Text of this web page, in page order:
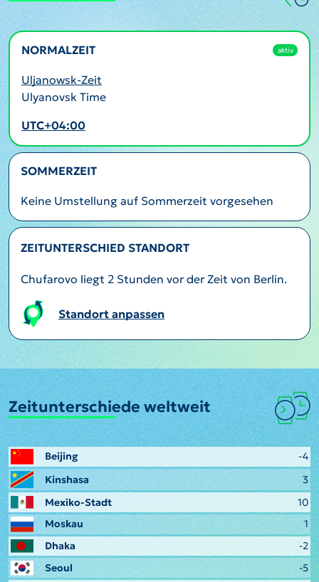
NORMALZEIT aktiv
Uljanowsk-Zeit
Ulyanovsk Time
UTC+04:00
SOMMERZEIT
Keine Umstellung auf Sommerzeit vorgesehen
ZEITUNTERSCHIED STANDORT
Chufarovo liegt 2 Stunden vor der Zeit von Berlin.
Standort anpassen
Zeitunterschiede weltweit
Beijing
-4
Kinshasa
3
Mexiko-Stadt
10
Moskau
1
Dhaka
-2
Seoul
-5